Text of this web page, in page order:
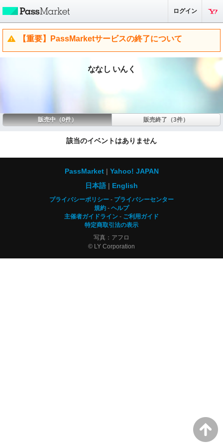
ログイン
【重要】PassMarketサービスの終了について
ななし いんく
販売中（0件） 販売終了（3件）
該当のイベントはありません
PassMarket
Yahoo! JAPAN
日本語
English
プライバシーポリシー
プライバシーセンター
規約
ヘルプ
主催者ガイドライン
ご利用ガイド
特定商取引法の表示
写真：アフロ
© LY Corporation